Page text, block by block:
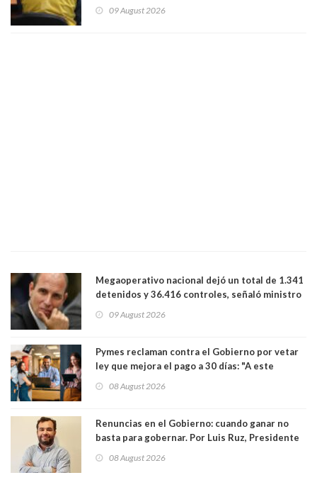
09 August 2026
Megaoperativo nacional dejó un total de 1.341
detenidos y 36.416 controles, señaló ministro
09 August 2026
Pymes reclaman contra el Gobierno por vetar
ley que mejora el pago a 30 días: "A este
medianas empresas"
08 August 2026
Renuncias en el Gobierno: cuando ganar no
basta para gobernar. Por Luis Ruz, Presidente
08 August 2026